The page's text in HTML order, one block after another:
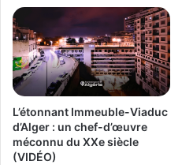
L’étonnant Immeuble-Viaduc
d’Alger : un chef-d’œuvre
méconnu du XXe siècle
(VIDÉO)